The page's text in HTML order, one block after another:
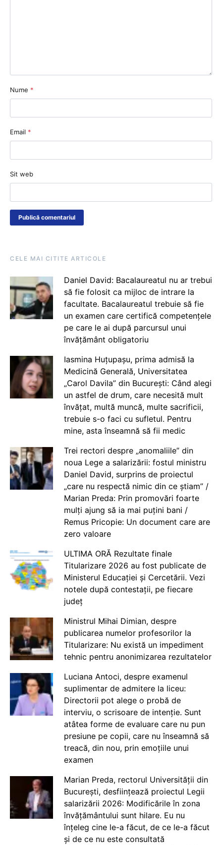
Nume *
Email *
Sit web
CELE MAI CITITE ARTICOLE
Daniel David: Bacalaureatul nu ar trebui
să fie folosit ca mijloc de intrare la
facultate. Bacalaureatul trebuie să fie
un examen care certifică competențele
pe care le ai după parcursul unui
învățământ obligatoriu
Iasmina Huțupașu, prima admisă la
Medicină Generală, Universitatea
„Carol Davila” din București: Când alegi
un astfel de drum, care necesită mult
învățat, multă muncă, multe sacrificii,
trebuie s-o faci cu sufletul. Pentru
mine, asta înseamnă să fii medic
Trei rectori despre „anomaliile” din
noua Lege a salarizării: fostul ministru
Daniel David, surprins de proiectul
„care nu respectă nimic din ce știam” /
Marian Preda: Prin promovări foarte
mulți ajung să ia mai puțini bani /
Remus Pricopie: Un document care are
zero valoare
ULTIMA ORĂ Rezultate finale
Titularizare 2026 au fost publicate de
Ministerul Educației și Cercetării. Vezi
notele după contestații, pe fiecare
județ
Ministrul Mihai Dimian, despre
publicarea numelor profesorilor la
Titularizare: Nu există un impediment
tehnic pentru anonimizarea rezultatelor
Luciana Antoci, despre examenul
suplimentar de admitere la liceu:
Directorii pot alege o probă de
interviu, o scrisoare de intenție. Sunt
atâtea forme de evaluare care nu pun
presiune pe copii, care nu înseamnă să
treacă, din nou, prin emoțiile unui
examen
Marian Preda, rectorul Universității din
București, desființează proiectul Legii
salarizării 2026: Modificările în zona
învățământului sunt hilare. Eu nu
înțeleg cine le-a făcut, de ce le-a făcut
și de ce nu este consultată